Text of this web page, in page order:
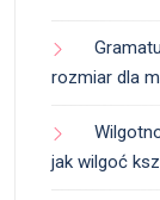
rozmiar dla
jak wilgoć